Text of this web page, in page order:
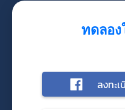
ทดลอง